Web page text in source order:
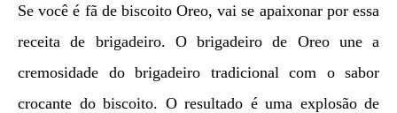
Se você é fã de biscoito Oreo, vai se apaixonar por essa
receita de brigadeiro. O brigadeiro de Oreo une a
cremosidade do brigadeiro tradicional com o sabor
crocante do biscoito. O resultado é uma explosão de